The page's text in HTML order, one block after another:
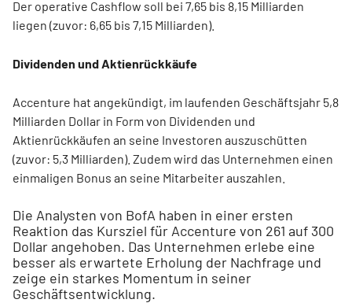
Der operative Cashflow soll bei 7,65 bis 8,15 Milliarden
liegen (zuvor: 6,65 bis 7,15 Milliarden).
Dividenden und Aktienrückkäufe
Accenture hat angekündigt, im laufenden Geschäftsjahr 5,8
Milliarden Dollar in Form von Dividenden und
Aktienrückkäufen an seine Investoren auszuschütten
(zuvor: 5,3 Milliarden). Zudem wird das Unternehmen einen
einmaligen Bonus an seine Mitarbeiter auszahlen.
Die Analysten von BofA haben in einer ersten
Reaktion das Kursziel für Accenture von 261 auf 300
Dollar angehoben. Das Unternehmen erlebe eine
besser als erwartete Erholung der Nachfrage und
zeige ein starkes Momentum in seiner
Geschäftsentwicklung.